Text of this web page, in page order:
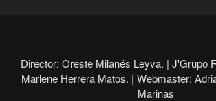
Director: Oreste Milanés Leyva. | J'Grupo
Marlene Herrera Matos. | Webmaster:
Marinas